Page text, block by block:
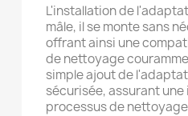
L'installation de
mâle, il se monte sans
offrant ainsi une
de nettoyage
simple ajout de
sécurisée, assurant
processus de